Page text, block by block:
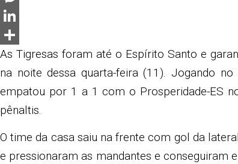
Messenger
LinkedIn
Share
As Tigresas foram até o Espírito Santo e
na noite dessa quarta-feira (11). Jogando
empatou por 1 a 1 com o Prosperidade-ES
pênaltis.
O time da casa saiu na frente com gol da
e pressionaram as mandantes e conseguiram